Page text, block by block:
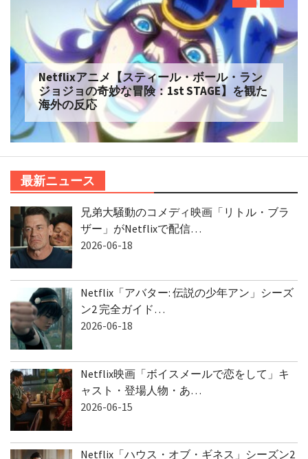
Netflixアニメ【スティール・ボール・ラン
ジョジョの奇妙な冒険：1st STAGE】を観た
海外の反応
最新ニュース
兄弟大騒動のコメディ映画「リトル・ブラ
ザー」がNetflixで配信…
2026-06-18
Netflix「アバター: 伝説の少年アン」シーズ
ン2 完全ガイド…
2026-06-18
Netflix映画「ボイスメールで恋をして」キ
ャスト・登場人物・あ…
2026-06-15
Netflix「ハウス・オブ・ギネス」シーズン2